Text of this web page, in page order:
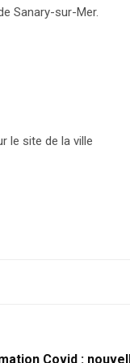
Sanary-sur-Mer.
le site de la ville
Covid :